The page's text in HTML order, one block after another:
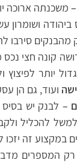
משכנתה ארוכה
ושומרון
מהבנקים סירבו
קונה חצי נכס
יותר לפיצוץ
ועוד, גם הן
– לבנק יש
להכליל
במקצוע זה
המספרים